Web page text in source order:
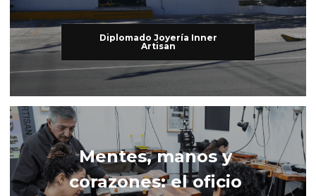
Further Studies
Try Hard
Family
Dear Friends
ONLINE CAMPUS
THE ARCHIVE
cursos@htf.org.mx
Diplomado Joyería Inner
Artisan
Mentes, manos y
corazones: el oficio